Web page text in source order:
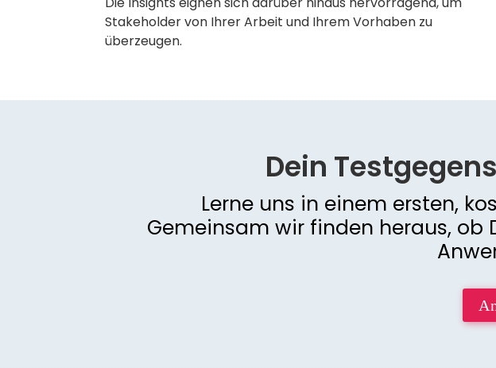
Stakeholder von Ihrer Arbeit und Ihrem Vorhaben zu
überzeugen.
Dein
Lerne uns in einem ersten,
Gemeinsam wir finden heraus,